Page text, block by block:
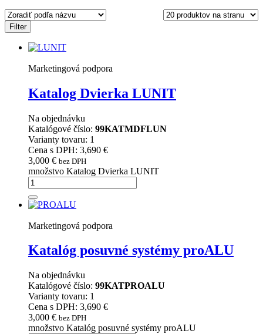
Filter
Marketingová podpora
Katalog Dvierka LUNIT
Na objednávku
Katalógové číslo: 99KATMDFLUN
Varianty tovaru: 1
Cena s DPH: 3,690 €
3,000 € bez DPH
množstvo Katalog Dvierka LUNIT
Marketingová podpora
Katalóg posuvné systémy proALU
Na objednávku
Katalógové číslo: 99KATPROALU
Varianty tovaru: 1
Cena s DPH: 3,690 €
3,000 € bez DPH
množstvo Katalóg posuvné systémy proALU